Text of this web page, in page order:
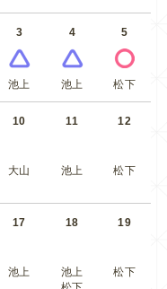
3
池上
4
池上
5
松下
10
大山
11
池上
12
松下
17
池上
18
池上
19
松下